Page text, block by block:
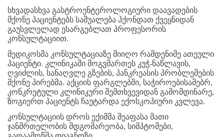
სხვადასხვა გასტროენტეროლოგიური დაავადების
მქონე პაციენტებს საშუალება ჰქონდათ ქვეყნიდან
გაუსვლელად ესარგებლათ პროფესორის
კონსულტაციით.
მედიკოსმა კონსულტაციაზე მიიღო რამდენიმე ათეული
პაციენტი. კლინიკაში მოგვმართეს კუჭ-ნაწლავის,
ღვიძლის, სანაღვლე გზების, პანკრეასის პრობლემების
მქონე პირებმა. აქციის ფარგლებში, საჭიროებისამებრ,
კონკრეტული კლინიკური შემთხვევიდან გამომდინარე,
ზოგიერთ პაციენტს ჩაუტარდა ექოსკოპიური კვლევა.
კონსულტაციის დროს ექიმმა შეაფასა მათი
ჯანმრთელობის მდგომარეობა, სიმპტომები,